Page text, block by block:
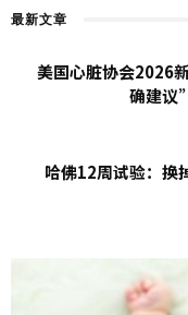
最新文章
美国心脏协会2026
确建议
哈佛12周试验：换